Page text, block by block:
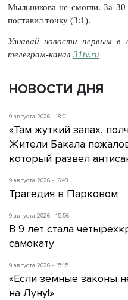
Мыльникова не смогли. За
поставил точку (3:1).
Узнавай новости первым в
телеграм-канал 31tv.ru
НОВОСТИ ДНЯ
9 августа 2026 - 18:01
«Там жуткий запах,
Жители Бакала
который развел
9 августа 2026 - 16:48
Трагедия в Парковом
9 августа 2026 - 15:56
В 9 лет стала
самокату
9 августа 2026 - 15:15
«Если земные законы
на Луну!»